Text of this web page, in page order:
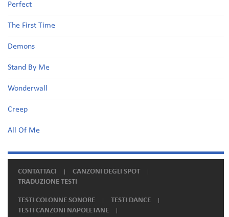
Perfect
The First Time
Demons
Stand By Me
Wonderwall
Creep
All Of Me
CONTATTACI
CANZONI DEGLI SPOT
TRADUZIONE TESTI
TESTI COLONNE SONORE
TESTI DANCE
TESTI CANZONI NAPOLETANE